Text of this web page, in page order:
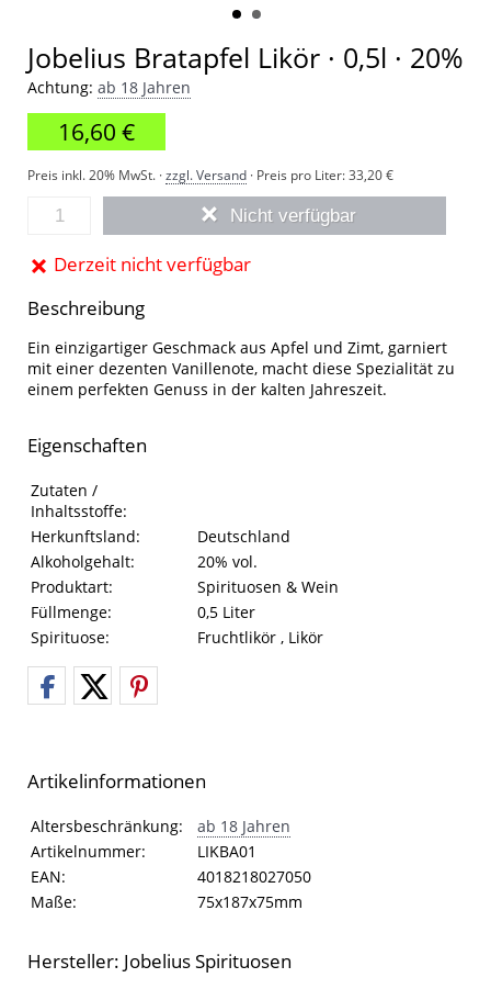
Jobelius Bratapfel Likör · 0,5l · 20%
Achtung: ab 18 Jahren
16,60 €
Preis inkl. 20% MwSt. ·zzgl. Versand · Preis pro Liter:33,20 €
Nicht verfügbar
Derzeit nicht verfügbar
Beschreibung
Ein einzigartiger Geschmack aus Apfel und Zimt, garniert
mit einer dezenten Vanillenote, macht diese Spezialität zu
einem perfekten Genuss in der kalten Jahreszeit.
Eigenschaften
Eigenschaften des Produkts
Eigenschaft
Zutaten /
Inhaltsstoffe:
Herkunftsland:
Deutschland
Alkoholgehalt:
20% vol.
Produktart:
Spirituosen & Wein
Füllmenge:
0,5 Liter
Spirituose:
Fruchtlikör , Likör
Artikelinformationen
Artikelinformationen
Eigenschaft Wert
Altersbeschränkung:
ab 18 Jahren
Artikelnummer:
LIKBA01
EAN:
4018218027050
Maße:
75x187x75mm
Hersteller: Jobelius Spirituosen